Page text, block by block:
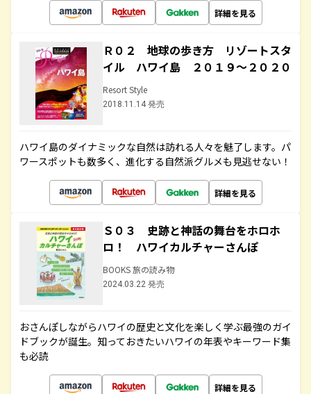
詳細を見る
Ｒ０２ 地球の歩き方 リゾートスタ
イル ハワイ島 ２０１９～２０２０
Resort Style
2018.11.14 発売
ハワイ島のダイナミックな自然は訪れる人々を魅了します。パ
ワースポットも数多く、進化する自然派グルメも見逃せない！
詳細を見る
Ｓ０３ 史跡と神話の舞台をホロホ
ロ！ ハワイカルチャーさんぽ
BOOKS 旅の読み物
2024.03.22 発売
おさんぽしながらハワイの歴史と文化を楽しく学ぶ最強のガイ
ドブックが誕生。知っておきたいハワイの年表やキーワード集
も必読
詳細を見る